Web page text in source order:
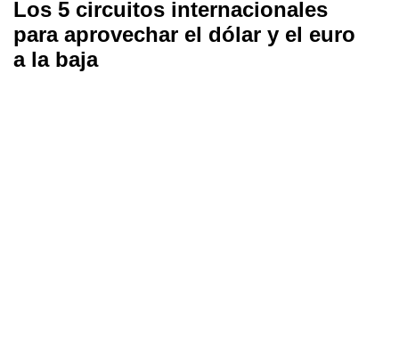
Los 5 circuitos internacionales
para aprovechar el dólar y el euro
a la baja